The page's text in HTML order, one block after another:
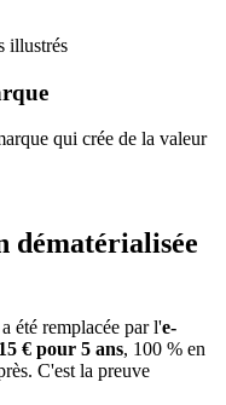
illustrés
qui crée de la valeur
dématérialisée
été remplacée par l'e-
15 € pour 5 ans, 100 % en
C'est la preuve